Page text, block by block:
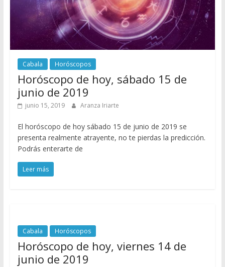
Cabala Horóscopos
Horóscopo de hoy, sábado 15 de
junio de 2019
junio 15, 2019 Aranza Iriarte
El horóscopo de hoy sábado 15 de junio de 2019 se
presenta realmente atrayente, no te pierdas la predicción.
Podrás enterarte de
Leer más
Cabala Horóscopos
Horóscopo de hoy, viernes 14 de
junio de 2019